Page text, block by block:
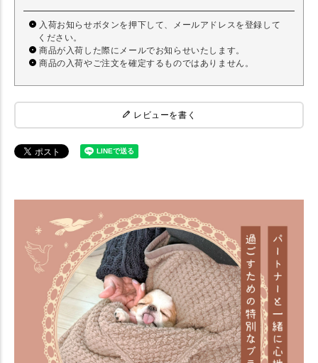
入荷お知らせボタンを押下して、メールアドレスを登録して
ください。
商品が入荷した際にメールでお知らせいたします。
商品の入荷やご注文を確定するものではありません。
レビューを書く